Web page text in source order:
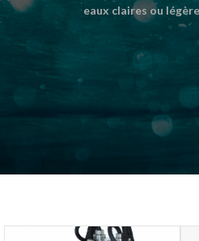
eaux claires ou